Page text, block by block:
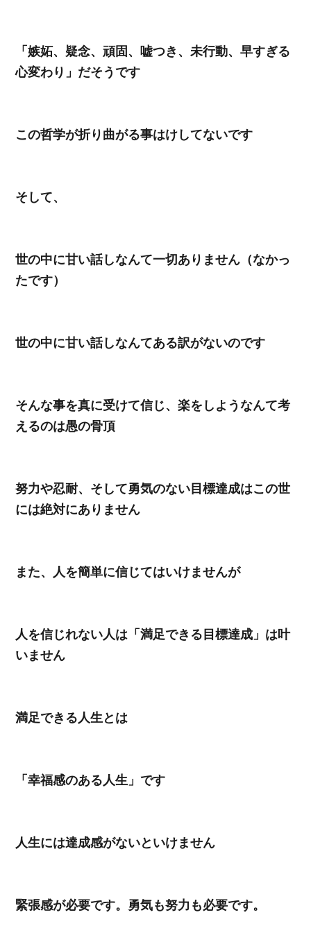
「嫉妬、疑念、頑固、嘘つき、未行動、早すぎる
心変わり」だそうです
この哲学が折り曲がる事はけしてないです
そして、
世の中に甘い話しなんて一切ありません（なかっ
たです）
世の中に甘い話しなんてある訳がないのです
そんな事を真に受けて信じ、楽をしようなんて考
えるのは愚の骨頂
努力や忍耐、そして勇気のない目標達成はこの世
には絶対にありません
また、人を簡単に信じてはいけませんが
人を信じれない人は「満足できる目標達成」は叶
いません
満足できる人生とは
「幸福感のある人生」です
人生には達成感がないといけません
緊張感が必要です。勇気も努力も必要です。